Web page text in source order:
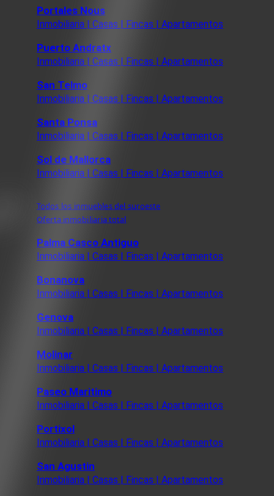
Portales Nous
Inmobiliaria | Casas | Fincas | Apartamentos
Puerto Andratx
Inmobiliaria | Casas | Fincas | Apartamentos
San Telmo
Inmobiliaria | Casas | Fincas | Apartamentos
Santa Ponsa
Inmobiliaria | Casas | Fincas | Apartamentos
Sol de Mallorca
Inmobiliaria | Casas | Fincas | Apartamentos
Todos los inmuebles del suroeste
Oferta inmobiliaria total
Palma Casco Antiguo
Inmobiliaria | Casas | Fincas | Apartamentos
Bonanova
Inmobiliaria | Casas | Fincas | Apartamentos
Genova
Inmobiliaria | Casas | Fincas | Apartamentos
Molinar
Inmobiliaria | Casas | Fincas | Apartamentos
Paseo Maritimo
Inmobiliaria | Casas | Fincas | Apartamentos
Portixol
Inmobiliaria | Casas | Fincas | Apartamentos
San Agustin
Inmobiliaria | Casas | Fincas | Apartamentos